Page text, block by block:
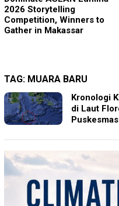
2026 Storytelling
Competition, Winners to
Gather in Makassar
TAG: MUARA BARU
Kronologi
di Laut